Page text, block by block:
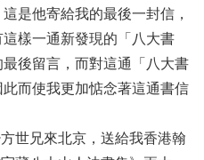
是他寄給我的最後一封信，
樣一通新發現的「八大書
後留言，而對這通「八大書
而使我更加惦念著這通書信
世兄來北京，送給我香港翰